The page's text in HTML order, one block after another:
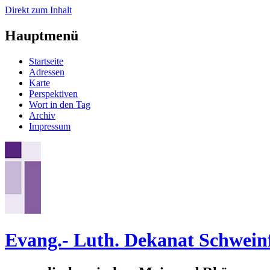
Direkt zum Inhalt
Hauptmenü
Startseite
Adressen
Karte
Perspektiven
Wort in den Tag
Archiv
Impressum
Evang.- Luth. Dekanat